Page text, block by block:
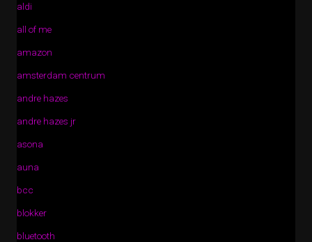
aldi
all of me
amazon
amsterdam centrum
andre hazes
andre hazes jr
asona
auna
bcc
blokker
bluetooth